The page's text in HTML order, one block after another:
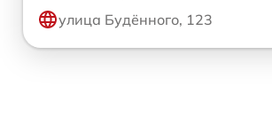
улица Будённого, 123